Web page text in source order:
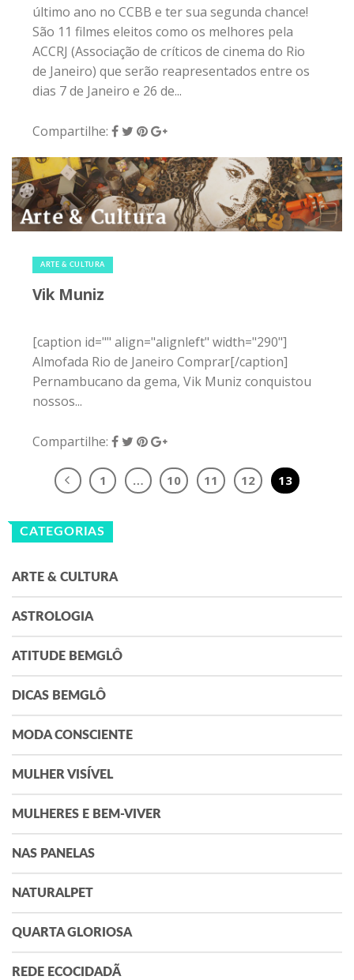
último ano no CCBB e ter sua segunda chance!
São 11 filmes eleitos como os melhores pela
ACCRJ (Associação de críticos de cinema do Rio
de Janeiro) que serão reapresentados entre os
dias 7 de Janeiro e 26 de...
Compartilhe:
ARTE & CULTURA
Vik Muniz
[caption id="" align="alignleft" width="290"]
Almofada Rio de Janeiro Comprar[/caption]
Pernambucano da gema, Vik Muniz conquistou
nossos...
Compartilhe:
1 … 10 11 12 13
CATEGORIAS
ARTE & CULTURA
ASTROLOGIA
ATITUDE BEMGLÔ
DICAS BEMGLÔ
MODA CONSCIENTE
MULHER VISÍVEL
MULHERES E BEM-VIVER
NAS PANELAS
NATURALPET
QUARTA GLORIOSA
REDE ECOCIDADÃ